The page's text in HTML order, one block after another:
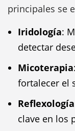
principales se
Iridología:
detectar
Micoterapia
fortalecer el
Reflexología
clave en los